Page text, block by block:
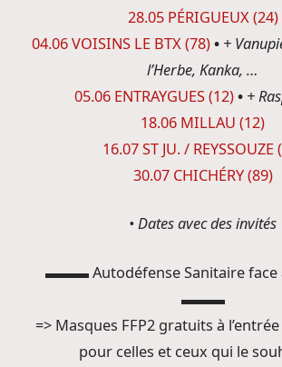
28.05 PÉRIGUEUX (24)
04.06 VOISINS LE BTX (78)• +
l’Herbe, Kanka, …
05.06 ENTRAYGUES (12)• +
18.06 MILLAU (12)
16.07 ST JU. / REYSSOUZE
30.07 CHICHÉRY (89)
• Dates avec des invités
▬▬▬ Autodéfense Sanitaire face
▬▬▬
=> Masques FFP2 gratuits à
pour celles et ceux qui le